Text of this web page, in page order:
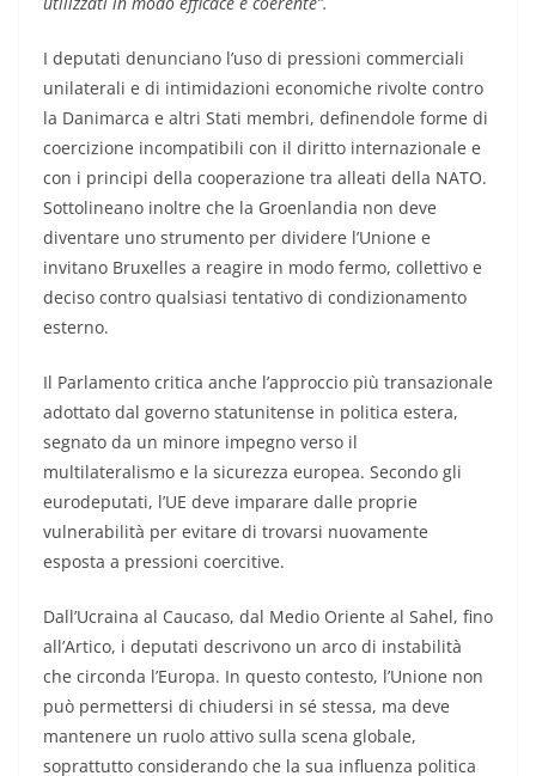
I deputati denunciano l’uso di pressioni commerciali
unilaterali e di intimidazioni economiche rivolte contro
la Danimarca e altri Stati membri, definendole forme di
coercizione incompatibili con il diritto internazionale e
con i principi della cooperazione tra alleati della NATO.
Sottolineano inoltre che la Groenlandia non deve
diventare uno strumento per dividere l’Unione e
invitano Bruxelles a reagire in modo fermo, collettivo e
deciso contro qualsiasi tentativo di condizionamento
esterno.
Il Parlamento critica anche l’approccio più transazionale
adottato dal governo statunitense in politica estera,
segnato da un minore impegno verso il
multilateralismo e la sicurezza europea. Secondo gli
eurodeputati, l’UE deve imparare dalle proprie
vulnerabilità per evitare di trovarsi nuovamente
esposta a pressioni coercitive.
Dall’Ucraina al Caucaso, dal Medio Oriente al Sahel, fino
all’Artico, i deputati descrivono un arco di instabilità
che circonda l’Europa. In questo contesto, l’Unione non
può permettersi di chiudersi in sé stessa, ma deve
mantenere un ruolo attivo sulla scena globale,
soprattutto considerando che la sua influenza politica